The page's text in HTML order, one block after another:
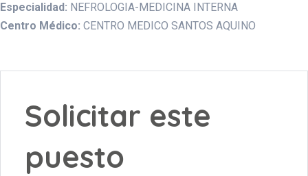
Especialidad: NEFROLOGIA-MEDICINA INTERNA
Centro Médico: CENTRO MEDICO SANTOS AQUINO
Solicitar este
puesto